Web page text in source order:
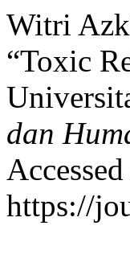
Witri
“Toxic
dan
https://